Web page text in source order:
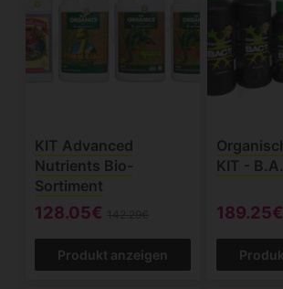
KIT Advanced
Nutrients Bio-
Sortiment
128.05€
Produkt anzeigen
KIT -
189.25€